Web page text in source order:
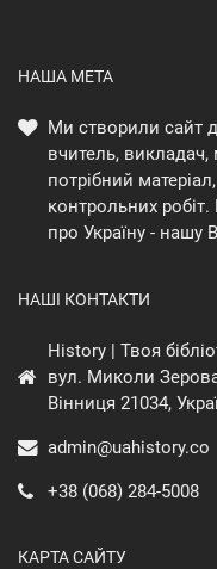
НАША МЕТА
Ми створили сайт
вчитель,
потрібний
контрольних
про Україну - нашу
НАШІ КОНТАКТИ
History | Твоя
вул. Миколи
Вінниця 21034,
admin@uahistory.co
+38 (068) 284-5008
КАРТА САЙТУ